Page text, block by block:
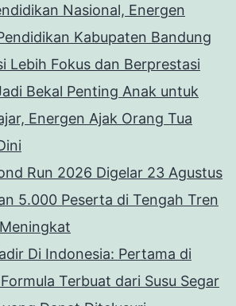
Nasional, Energen
Kabupaten Bandung
Lebih Fokus dan Berprestasi
Bekal Penting Anak untuk
Energen Ajak Orang Tua
Run 2026 Digelar 23 Agustus
5.000 Peserta di Tengah Tren
Di Indonesia: Pertama di
Terbuat dari Susu Segar